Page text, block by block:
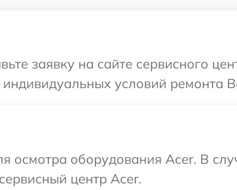
заявку на сайте сервисного
условий ремонта
осмотра оборудования Acer. В
центр Acer.